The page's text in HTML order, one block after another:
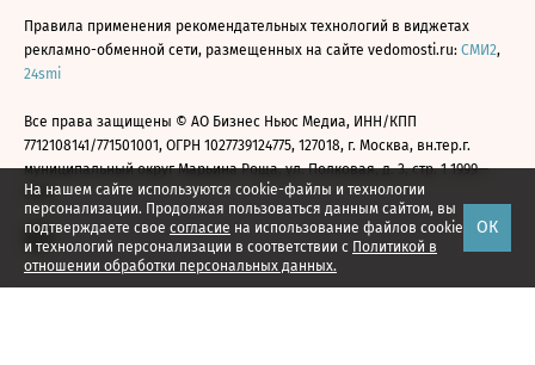
На нашем сайте используются cookie-файлы и технологии
персонализации. Продолжая пользоваться данным сайтом, вы
подтверждаете свое согласие на использование файлов cookie
и технологий персонализации в соответствии с Политикой в
отношении обработки персональных данных.
ОК
Правила применения рекомендательных технологий в виджетах
рекламно-обменной сети, размещенных на сайте vedomosti.ru: СМИ2,
24smi
Все права защищены © АО Бизнес Ньюс Медиа, ИНН/КПП
7712108141/771501001, ОГРН 1027739124775, 127018, г. Москва, вн.тер.г.
муниципальный округ Марьина Роща, ул. Полковая, д. 3, стр. 1 1999—
2026